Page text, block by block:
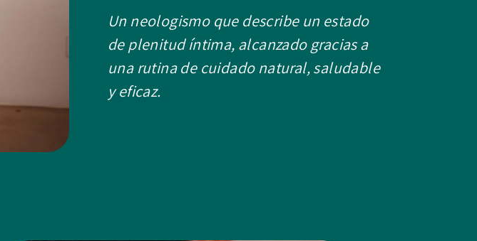
Un neologismo que describe un estado
de plenitud íntima, alcanzado gracias a
una rutina de cuidado natural, saludable
y eficaz.